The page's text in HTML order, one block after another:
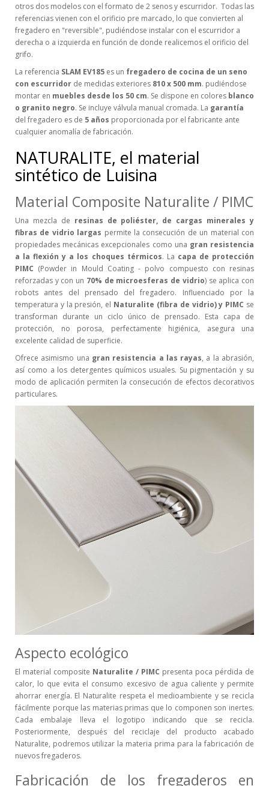
otros dos modelos con el formato de 2 senos y escurridor. Todas las
referencias vienen con el orificio pre marcado, lo que convierten al
fregadero en "reversible", pudiéndose instalar con el escurridor a
derecha o a izquierda en función de donde realicemos el orificio del
grifo.
La referencia SLAM EV185 es un fregadero de cocina de un seno
con escurridor de medidas exteriores 810 x 500 mm. pudiéndose
montar en muebles desde los 50 cm. Se dispone en colores blanco
o granito negro. Se incluye válvula manual cromada. La garantía
del fregadero es de 5 años proporcionada por el fabricante ante
cualquier anomalía de fabricación.
NATURALITE, el material
sintético de Luisina
Material Composite Naturalite / PIMC
Una mezcla de resinas de poliéster, de cargas minerales y
fibras de vidrio largas permite la consecución de un material con
propiedades mecánicas excepcionales como una gran resistencia
a la flexión y a los choques térmicos. La capa de protección
PIMC (Powder in Mould Coating - polvo compuesto con resinas
reforzadas y con un 70% de microesferas de vidrio) se aplica con
robots antes del prensado del fregadero. Influenciado por la
temperatura y la presión, el Naturalite (fibra de vidrio) y PIMC se
transforman durante un ciclo único de prensado. Esta capa de
protección, no porosa, perfectamente higiénica, asegura una
excelente calidad de superficie.
Ofrece asimismo una gran resistencia a las rayas, a la abrasión,
así como a los detergentes químicos usuales. Su pigmentación y su
modo de aplicación permiten la consecución de efectos decorativos
particulares.
Aspecto ecológico
El material composite Naturalite / PIMC presenta poca pérdida de
calor, lo que evita el consumo excesivo de agua caliente y permite
ahorrar energía. El Naturalite respeta el medioambiente y se recicla
fácilmente porque las materias primas que lo componen son inertes.
Cada embalaje lleva el logotipo indicando que se recicla.
Posteriormente, después del reciclaje del producto acabado
Naturalite, podremos utilizar la materia prima para la fabricación de
nuevos fregaderos.
Fabricación de los fregaderos en